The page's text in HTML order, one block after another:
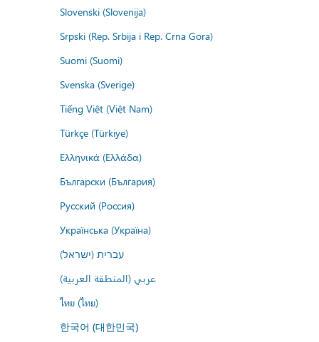
Slovenski (Slovenija)
Srpski (Rep. Srbija i Rep. Crna Gora)
Suomi (Suomi)
Svenska (Sverige)
Tiếng Việt (Việt Nam)
Türkçe (Türkiye)
Ελληνικά (Ελλάδα)
Български (България)
Русский (Россия)
Українська (Україна)
עברית (ישראל)
عربي (المنطقة العربية)
ไทย (ไทย)
한국어 (대한민국)